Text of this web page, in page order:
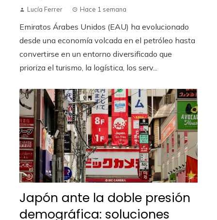
Lucía Ferrer Hace 1 semana
Emiratos Árabes Unidos (EAU) ha evolucionado
desde una economía volcada en el petróleo hasta
convertirse en un entorno diversificado que
prioriza el turismo, la logística, los serv...
Japón ante la doble presión
demográfica: soluciones